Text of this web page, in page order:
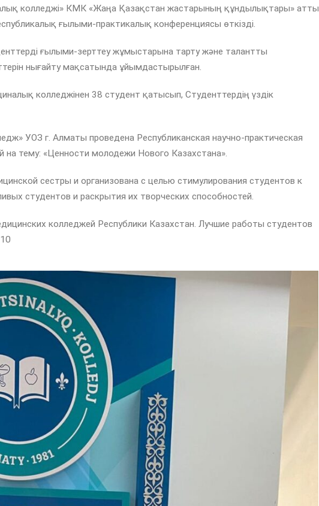
колледжі» КМК «Жаңа Қазақстан жастарының құндылықтары» атты
ғылыми-практикалық конференциясы өткізді.
ғылыми-зерттеу жұмыстарына тарту және талантты
нығайту мақсатында ұйымдастырылған.
колледжінен 38 студент қатысып, Студенттердің үздік
УОЗ г. Алматы проведена Республиканская научно-практическая
тему: «Ценности молодежи Нового Казахстана».
сестры и организована с целью стимулирования студентов к
студентов и раскрытия их творческих способностей.
колледжей Республики Казахстан. Лучшие работы студентов